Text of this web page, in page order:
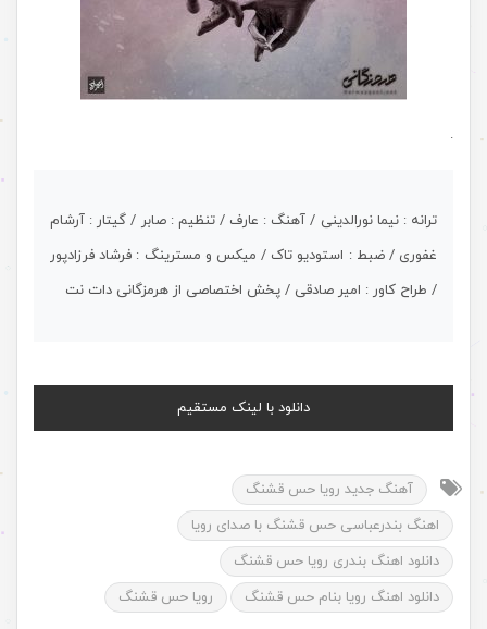
.
ترانه : نیما نورالدینی / آهنگ : عارف / تنظیم : صابر / گیتار : آرشام
غفوری / ضبط : استودیو تاک / میکس و مسترینگ : فرشاد فرزادپور
/ طراح کاور : امیر صادقی / پخش اختصاصی از هرمزگانی دات نت
دانلود با لینک مستقیم
آهنگ جدید رویا حس قشنگ
اهنگ بندرعباسی حس قشنگ با صدای رویا
دانلود اهنگ بندری رویا حس قشنگ
دانلود اهنگ رویا بنام حس قشنگ
رویا حس قشنگ